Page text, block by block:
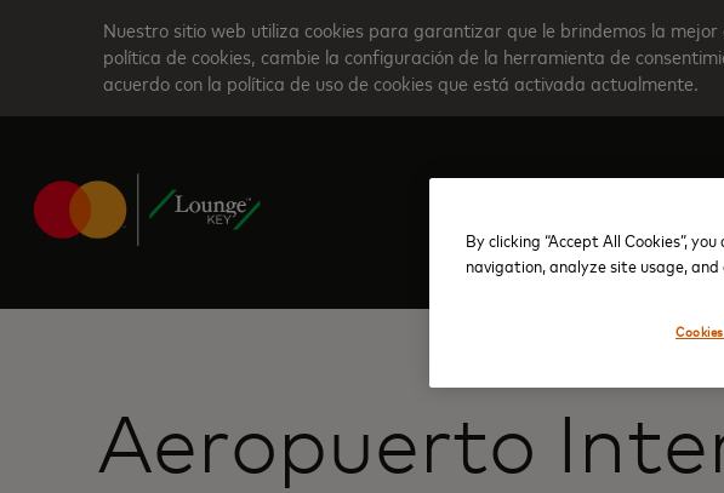
content
Nuestro sitio web utiliza cookies para garantizar que le brindemos la
política de cookies, cambie la configuración de la herramienta de
acuerdo con la política de uso de cookies que está activada actualmente.
Crear su
Aeropuerto
By clicking “Accept All Cookies”,
navigation, analyze site usage,